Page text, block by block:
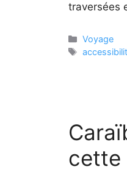
traversées
Catégories
Voyage
Étiquettes
cette